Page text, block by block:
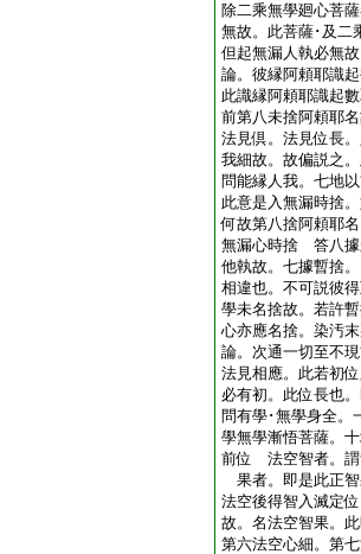
除二乘無學廻心菩
無故。此菩薩･及二
但起無漏人執必無
論。彼縁阿頼耶識
此識縁阿頼耶識起
前第八未捨阿頼耶
法見倶。法見位長
我細故。故偏説之
問能縁人我。七地
此意是入無漏時捨
何故第八捨阿頼耶
無漏心時捨 答八據
他執故。七據暫捨
相違也。不可説彼
學未名捨故。若許
心亦應名捨。染汚
論。次通一切至不
法見相應。此若初
必有初。此位長也
問有學･無學身全。
學無學漸悟菩薩。
前位 法空智者。謂
果者。即是此正
法空後得智入滅定
故。名法空智果。
第六法空心細。第